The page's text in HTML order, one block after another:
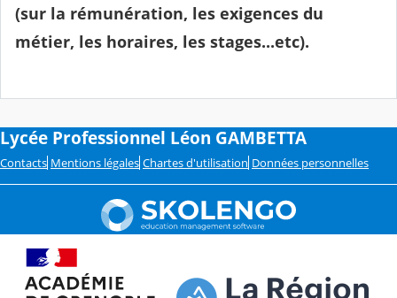
(sur la rémunération, les exigences du
métier, les horaires, les stages...etc).
Lycée Professionnel Léon GAMBETTA
Contacts Mentions légales Chartes d'utilisation Données personnelles